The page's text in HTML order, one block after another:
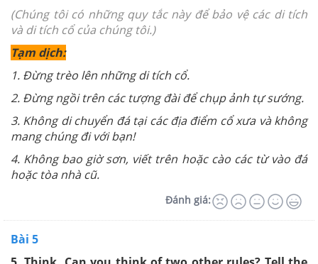
(Chúng tôi có những quy tắc này để bảo vệ các di tích
và di tích cổ của chúng tôi.)
Tạm dịch:
1. Đừng trèo lên những di tích cổ.
2. Đừng ngồi trên các tượng đài để chụp ảnh tự sướng.
3. Không di chuyển đá tại các địa điểm cổ xưa và không
mang chúng đi với bạn!
4. Không bao giờ sơn, viết trên hoặc cào các từ vào đá
hoặc tòa nhà cũ.
Đánh giá:
Bài 5